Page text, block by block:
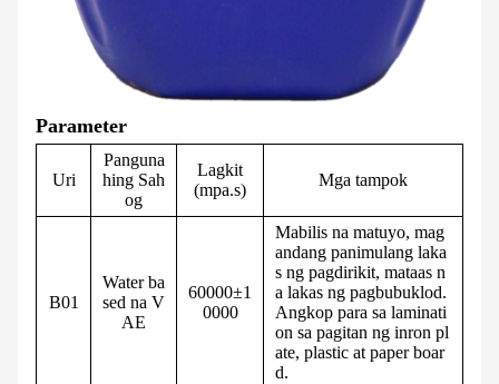
Parameter
Uri
Panguna
hing Sah
og
Lagkit
(mpa.s)
Mga tampok
B01
Water ba
sed na V
AE
60000±1
0000
Mabilis na matuyo, mag
andang panimulang laka
s ng pagdirikit, mataas n
a lakas ng pagbubuklod.
Angkop para sa laminati
on sa pagitan ng inron pl
ate, plastic at paper boar
d.